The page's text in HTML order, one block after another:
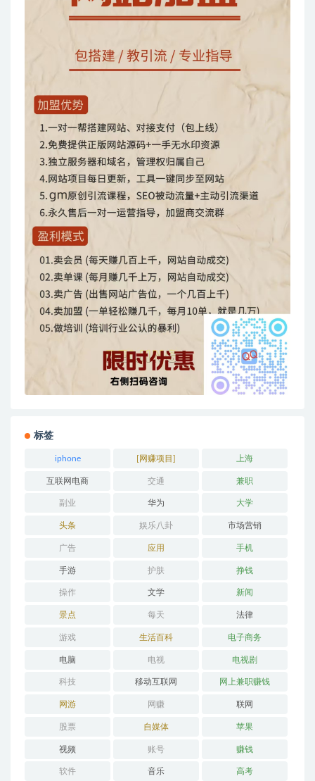
标签
iphone [网赚项目] 上海
互联网电商 交通 兼职
副业 华为 大学
头条 娱乐八卦 市场营销
广告 应用 手机
手游 护肤 挣钱
操作 文学 新闻
景点 每天 法律
游戏 生活百科 电子商务
电脑 电视 电视剧
科技 移动互联网 网上兼职赚钱
网游 网赚 联网
股票 自媒体 苹果
视频 账号 赚钱
软件 音乐 高考